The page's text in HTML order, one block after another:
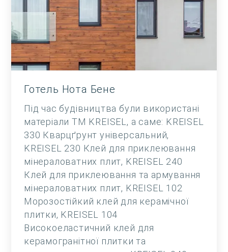
Готель Нота Бене
Під час будівництва були використані
матеріали ТМ KREISEL, а саме: KREISEL
330 Кварцґрунт універсальний,
KREISEL 230 Клей для приклеювання
мінераловатних плит, KREISEL 240
Клей для приклеювання та армування
мінераловатних плит, KREISEL 102
Морозостійкий клей для керамічної
плитки, KREISEL 104
Високоеластичний клей для
керамогранітної плитки та